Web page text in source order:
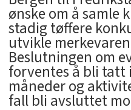
ønske om å samle
stadig tøffere
utvikle
Beslutningen om
forventes å bli
måneder og
fall bli avsluttet